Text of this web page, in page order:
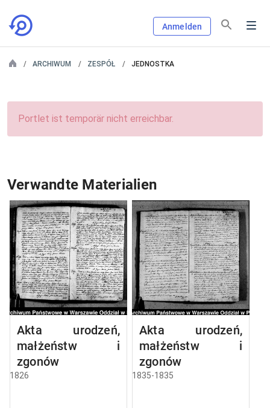
Anmelden
ARCHIWUM ZESPÓŁ JEDNOSTKA
Portlet ist temporär nicht erreichbar.
Verwandte Materialien
Akta urodzeń,
małżeństw i
zgonów
1826
Akta urodzeń,
małżeństw i
zgonów
1835-1835